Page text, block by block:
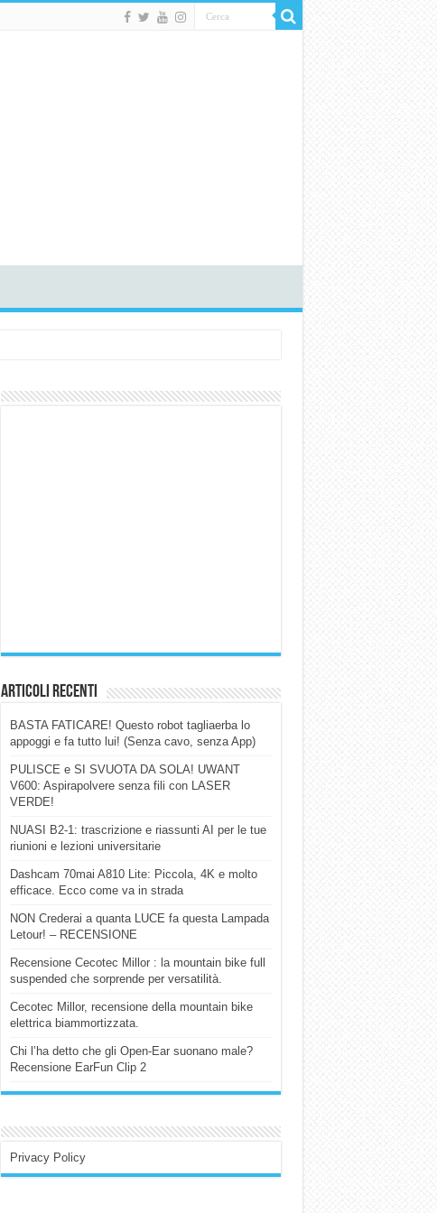
Articoli Recenti
BASTA FATICARE! Questo robot tagliaerba lo
appoggi e fa tutto lui! (Senza cavo, senza App)
PULISCE e SI SVUOTA DA SOLA! UWANT
V600: Aspirapolvere senza fili con LASER
VERDE!
NUASI B2-1: trascrizione e riassunti AI per le tue
riunioni e lezioni universitarie
Dashcam 70mai A810 Lite: Piccola, 4K e molto
efficace. Ecco come va in strada
NON Crederai a quanta LUCE fa questa Lampada
Letour! – RECENSIONE
Recensione Cecotec Millor : la mountain bike full
suspended che sorprende per versatilità.
Cecotec Millor, recensione della mountain bike
elettrica biammortizzata.
Chi l’ha detto che gli Open-Ear suonano male?
Recensione EarFun Clip 2
Privacy Policy